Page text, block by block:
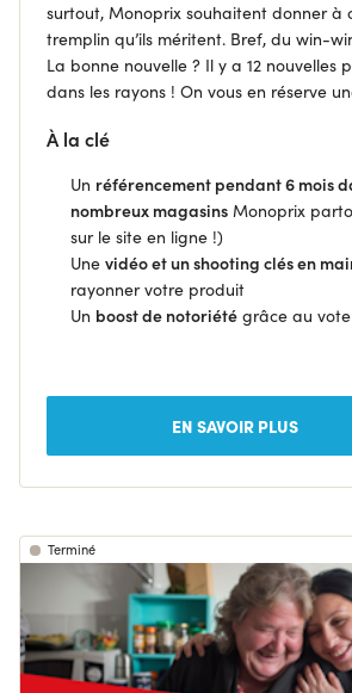
surtout, Monoprix souhaitent donner à
tremplin qu’ils méritent. Bref, du win-
La bonne nouvelle ? Il y a 12 nouvelles
dans les rayons ! On vous en réserve
À la clé
Un référencement pendant 6 mois
nombreux magasins Monoprix
sur le site en ligne !)
Une vidéo et un shooting clés en
rayonner votre produit
Un boost de notoriété grâce au
EN SAVOIR PLUS
Terminé